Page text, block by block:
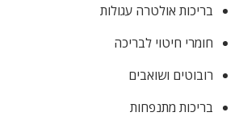
בריכות אולטרה עגולות
חומרי חיטוי לבריכה
רובוטים ושואבים
בריכות מתנפחות